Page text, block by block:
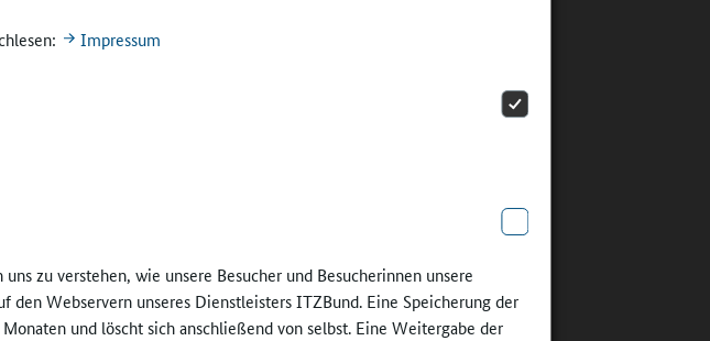
Impressum
zu verstehen, wie unsere Besucher und Besucherinnen unsere
Webservern unseres Dienstleisters ITZBund. Eine Speicherung der
und löscht sich anschließend von selbst. Eine Weitergabe der
unbedingt nur von der
möglicherweise nicht zum Tragen
nicht nur über die kognitive
die alle Sinne ansprechen.